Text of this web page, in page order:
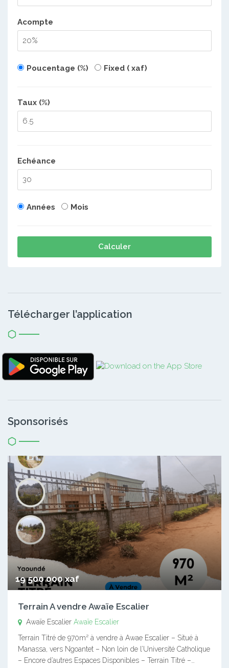
Acompte
Poucentage (%) Fixed ( xaf)
Taux (%)
Echéance
Années Mois
Calculer
Télécharger l’application
Sponsorisés
19 500 000 xaf
Terrain A vendre Awaïe Escalier
Awaïe Escalier Awaïe Escalier
Terrain Titré de 970m² à vendre à Awae Escalier – Situé à
Manassa, vers Ngoantet – Non loin de l’Université Catholique
– Encore d’autres Espaces Disponibles – Terrain Titré –…